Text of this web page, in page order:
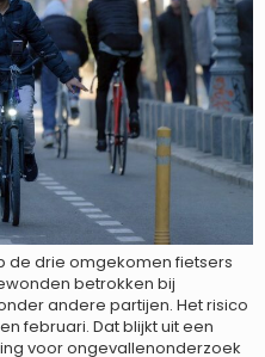
de drie omgekomen fietsers
betrokken bij
andere partijen. Het risico
februari. Dat blijkt uit een
voor ongevallenonderzoek